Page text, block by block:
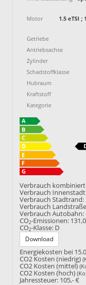
Motor
1.5 eTSI ;
Getriebe
Antriebsachse
Zylinder
Schadstoffklasse
Hubraum
Kraftstoff
Kategorie
Verbrauch
Verbrauch
Verbrauch Stadtrand:
Verbrauch
Verbrauch Autobahn:
CO2-Emissionen:
CO2-Klasse: D
Download
Energiekosten bei
CO2 Kosten (niedrig)
CO2 Kosten (mittel)
CO2 Kosten (hoch)
Jahressteuer: 105,- €